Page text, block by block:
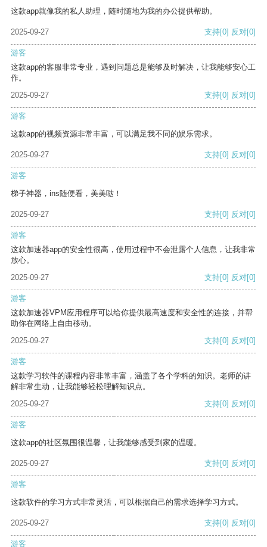
这款app就像我的私人助理，随时随地为我的办公提供帮助。
2025-09-27 支持[0] 反对[0]
游客
这款app的客服非常专业，遇到问题总是能够及时解决，让我能够安心工
作。
2025-09-27
支持[0] 反对[0]
游客
这款app的视频资源非常丰富，可以满足我不同的娱乐需求。
2025-09-27 支持[0] 反对[0]
游客
梯子神器，ins随便看，美美哒！
2025-09-27 支持[0] 反对[0]
游客
这款加速器app的安全性很高，使用过程中不会泄露个人信息，让我非常
放心。
2025-09-27
支持[0] 反对[0]
游客
这款加速器VPM应用程序可以给你提供最高速度和安全性的连接，并帮
助你在网络上自由移动。
2025-09-27
支持[0] 反对[0]
游客
这款学习软件的课程内容非常丰富，涵盖了各个学科的知识。老师的讲
解非常生动，让我能够轻松理解知识点。
2025-09-27
支持[0] 反对[0]
游客
这款app的社区氛围很温馨，让我能够感受到家的温暖。
2025-09-27 支持[0] 反对[0]
游客
这款软件的学习方式非常灵活，可以根据自己的需求选择学习方式。
2025-09-27 支持[0] 反对[0]
游客